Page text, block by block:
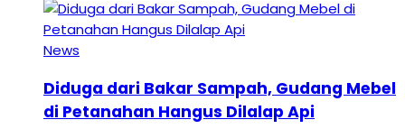
News
Diduga dari Bakar Sampah, Gudang Mebel
di Petanahan Hangus Dilalap Api